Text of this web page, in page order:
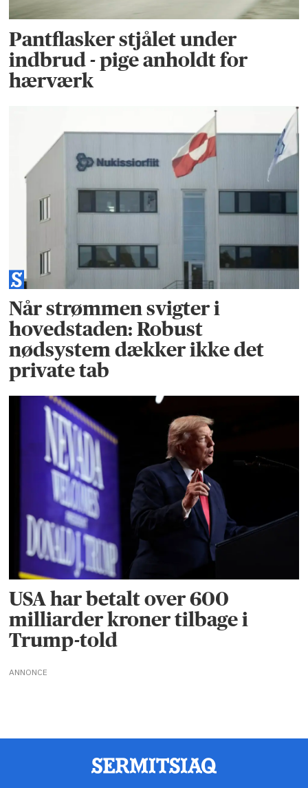
Pantflasker stjålet under
indbrud - pige anholdt for
hærværk
Når strømmen svigter i
hovedstaden: Robust
nødsystem dækker ikke det
private tab
USA har betalt over 600
milliarder kroner tilbage i
Trump-told
ANNONCE